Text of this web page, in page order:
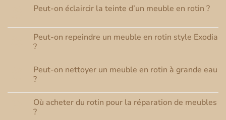
Peut-on éclaircir la teinte d’un meuble en rotin ?
commentaire
Peut-
on
éclaircir
d’un
meuble
en
Peut-on repeindre un meuble en rotin style Exodia
?
sur
Peut-
on
meuble
en
rotin
Peut-on nettoyer un meuble en rotin à grande eau
?
sur
Peut-
on
Où acheter du rotin pour la réparation de meubles
?